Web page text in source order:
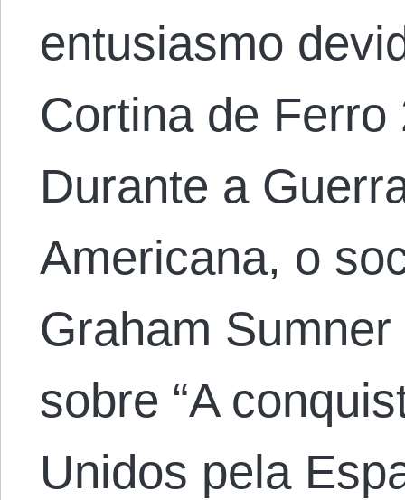
entusiasmo
Cortina de
Durante a
Americana, o
Graham
sobre “A
Unidos pela